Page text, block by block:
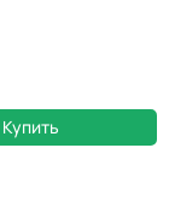
Купить